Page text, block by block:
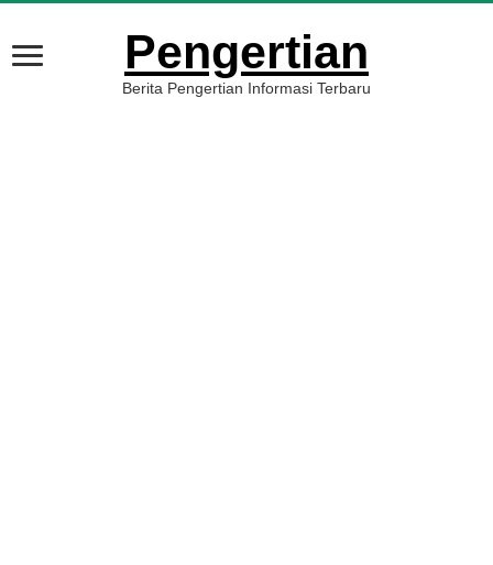
Pengertian
Berita Pengertian Informasi Terbaru